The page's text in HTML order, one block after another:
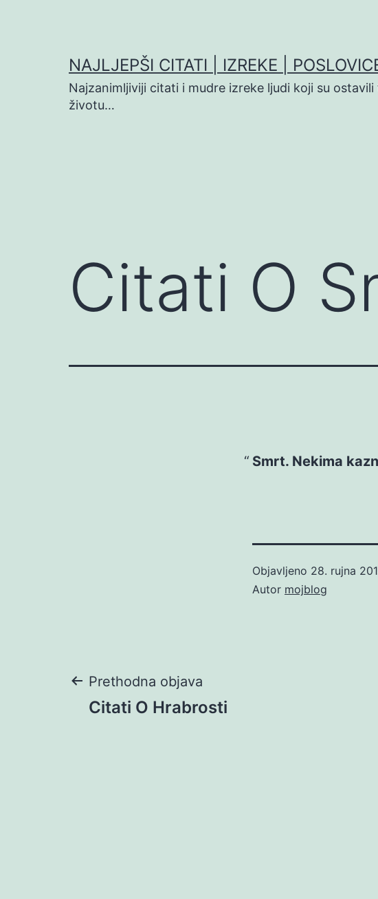
NAJLJEPŠI CITATI | IZREKE |
Najzanimljiviji citati i mudre izreke ljudi koji su
životu…
Citati O
Smrt. Nekima
Objavljeno 28. rujna
Autor mojblog
Navigacija
Prethodna objava
Citati O Hrabrosti